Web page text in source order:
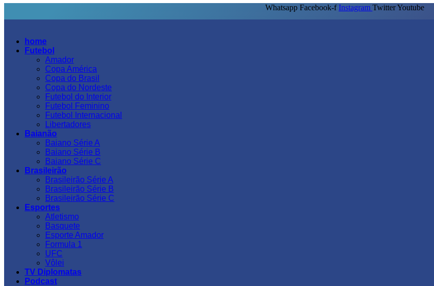
Whatsapp Facebook-f Instagram TwitterYoutube
home
Futebol
Amador
Copa América
Copa do Brasil
Copa do Nordeste
Futebol do Interior
Futebol Feminino
Futebol Internacional
Libertadores
Baianão
Baiano Série A
Baiano Série B
Baiano Série C
Brasileirão
Brasileirão Série A
Brasileirão Série B
Brasileirão Série C
Esportes
Atletismo
Basquete
Esporte Amador
Formula 1
UFC
Vôlei
TV Diplomatas
Podcast